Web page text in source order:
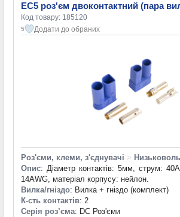
EC5 роз'єм двоконтактний (пара
Код товару: 185120
5 Додати до обраних
Роз'єми, клеми, з'єднувачі >
Опис: Діаметр контактів: 5мм, струм:
14AWG, матеріал корпусу: нейлон.
Вилка/гніздо: Вилка + гніздо (комплект)
К-сть контактів: 2
Серія роз’єма: DC Роз'єми